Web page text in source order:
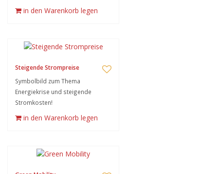
in den Warenkorb legen
Steigende Strompreise
Symbolbild zum Thema
Energiekrise und steigende
Stromkosten!
in den Warenkorb legen